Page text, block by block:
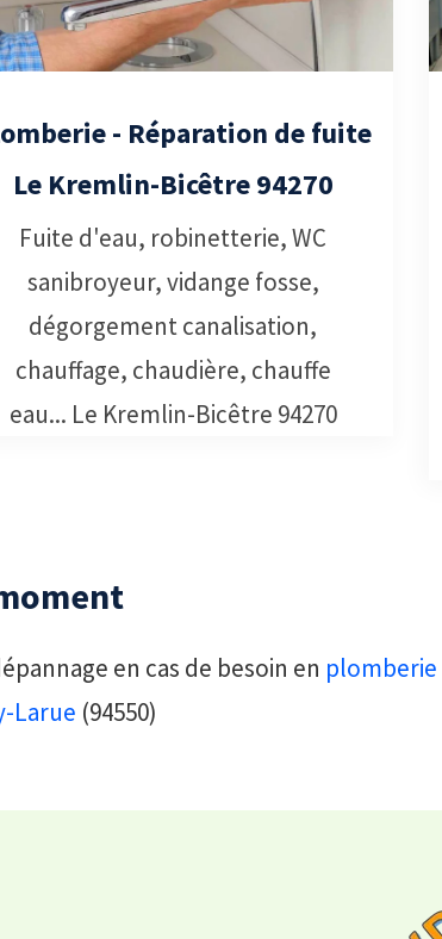
- Réparation de fuite
Le Kremlin-Bicêtre 94270
Fuite d'eau, robinetterie, WC
sanibroyeur, vidange fosse,
dégorgement canalisation,
chauffage, chaudière, chauffe
eau... Le Kremlin-Bicêtre 94270
en cas de besoin en plomberie
Larue (94550)